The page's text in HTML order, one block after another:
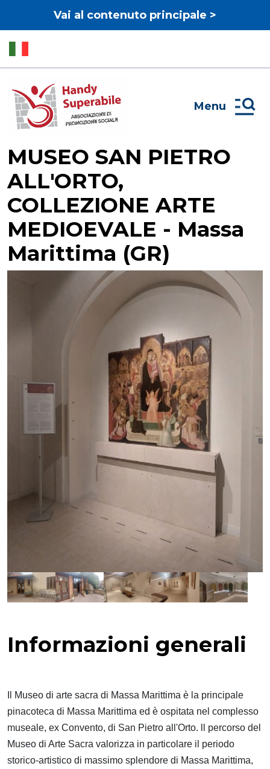
Vai al contenuto principale >
Menu
MUSEO SAN PIETRO
ALL'ORTO,
COLLEZIONE ARTE
MEDIOEVALE - Massa
Marittima (GR)
Informazioni generali
Il Museo di arte sacra di Massa Marittima è la principale
pinacoteca di Massa Marittima ed è ospitata nel complesso
museale, ex Convento, di San Pietro all'Orto. ll percorso del
Museo di Arte Sacra valorizza in particolare il periodo
storico-artistico di massimo splendore di Massa Marittima,